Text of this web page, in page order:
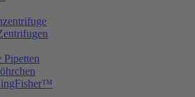
Pipetten